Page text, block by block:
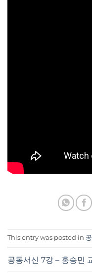
This entry was posted in
공동서신 7강 – 홍승민